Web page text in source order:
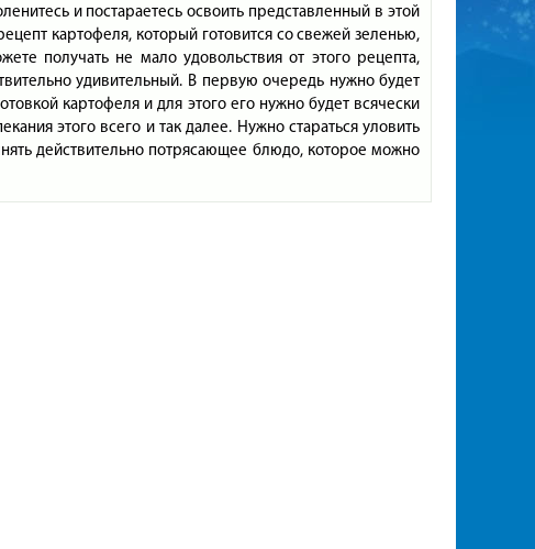
и постараетесь освоить представленный в этой
картофеля, который готовится со свежей зеленью,
получать не мало удовольствия от этого рецепта,
удивительный. В первую очередь нужно будет
картофеля и для этого его нужно будет всячески
этого всего и так далее. Нужно стараться уловить
действительно потрясающее блюдо, которое можно